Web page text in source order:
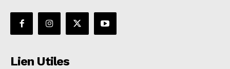
Lien Utiles